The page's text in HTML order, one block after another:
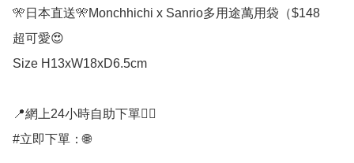
🎌日本直送🎌Monchhichi x Sanrio多用途萬用袋（$148
超可愛😍
Size H13xW18xD6.5cm
📍網上24小時自助下單👍🏻
#立即下單：🌐